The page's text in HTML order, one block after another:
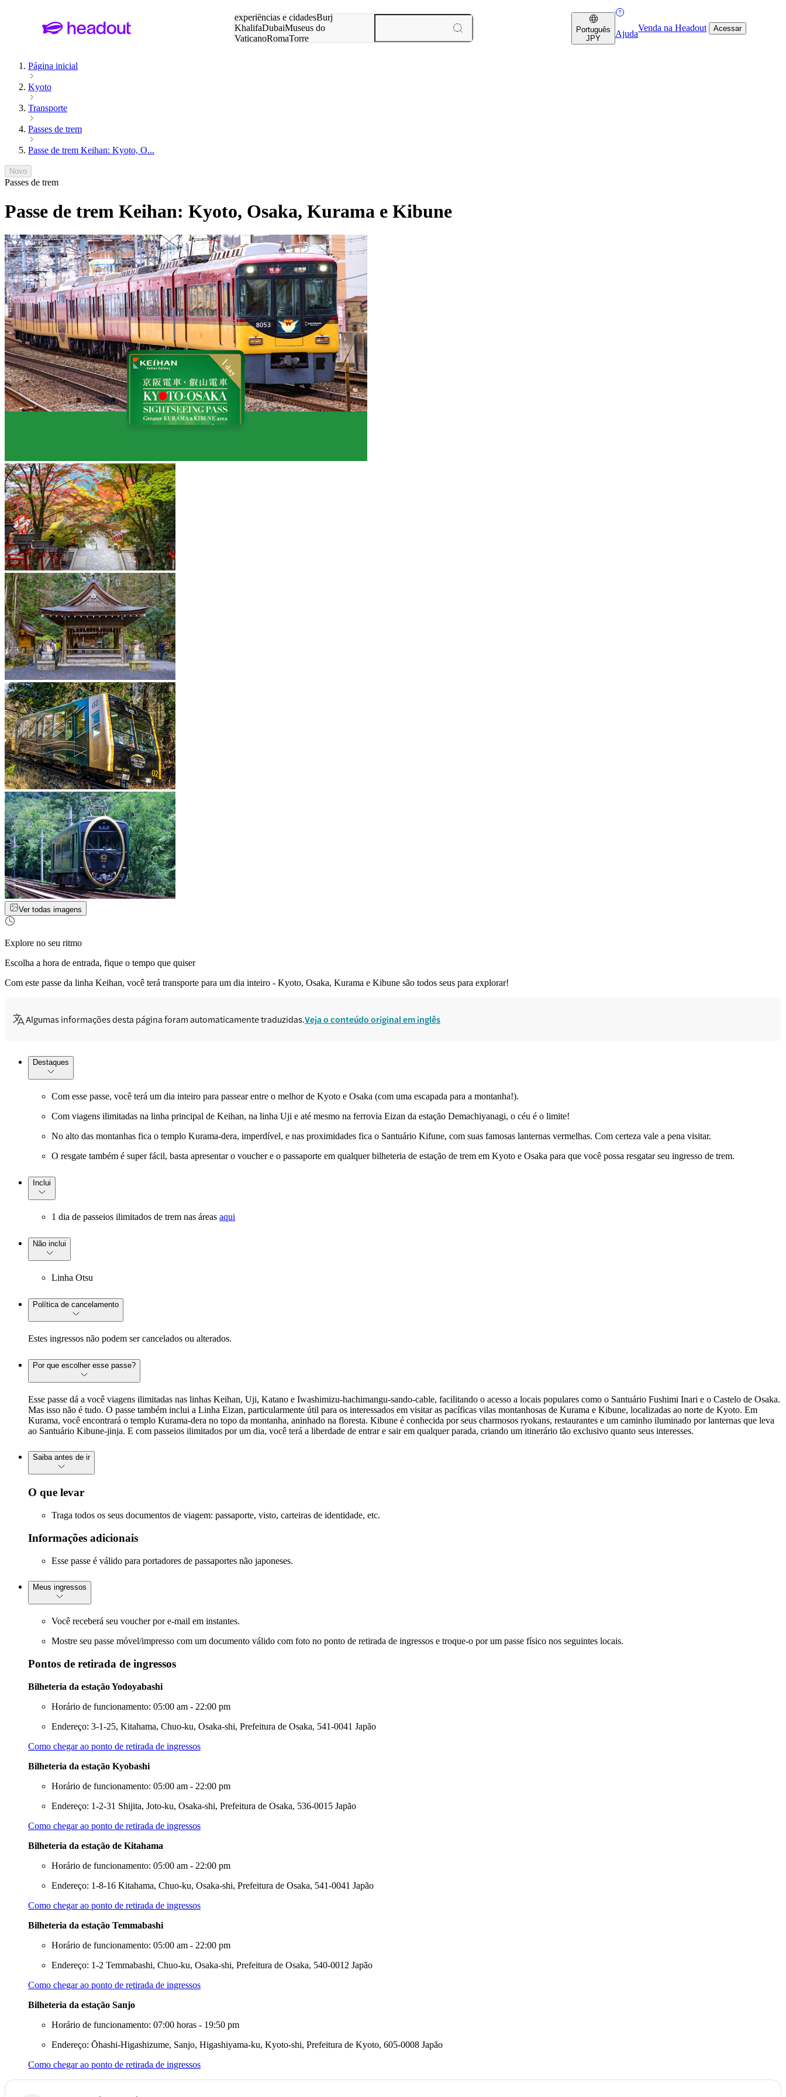
experiências e cidadesBurj
KhalifaDubaiMuseus do
VaticanoRomaTorre
Português
JPY
Ajuda
Venda na Headout Acessar
Página inicial
Kyoto
Transporte
Passes de trem
Passe de trem Keihan: Kyoto, O...
Novo
Passes de trem
Passe de trem Keihan: Kyoto, Osaka, Kurama e Kibune
Ver todas imagens
Explore no seu ritmo
Escolha a hora de entrada, fique o tempo que quiser
Com este passe da linha Keihan, você terá transporte para um dia inteiro - Kyoto, Osaka, Kurama e Kibune são todos seus para explorar!
Algumas informações desta página foram automaticamente traduzidas.Veja o conteúdo original em inglês
Destaques
Com esse passe, você terá um dia inteiro para passear entre o melhor de Kyoto e Osaka (com uma escapada para a montanha!).
Com viagens ilimitadas na linha principal de Keihan, na linha Uji e até mesmo na ferrovia Eizan da estação Demachiyanagi, o céu é o limite!
No alto das montanhas fica o templo Kurama-dera, imperdível, e nas proximidades fica o Santuário Kifune, com suas famosas lanternas vermelhas. Com certeza vale a pena visitar.
O resgate também é super fácil, basta apresentar o voucher e o passaporte em qualquer bilheteria de estação de trem em Kyoto e Osaka para que você possa resgatar seu ingresso de trem.
Inclui
1 dia de passeios ilimitados de trem nas áreas aqui
Não inclui
Linha Otsu
Política de cancelamento
Estes ingressos não podem ser cancelados ou alterados.
Por que escolher esse passe?
Esse passe dá a você viagens ilimitadas nas linhas Keihan, Uji, Katano e Iwashimizu-hachimangu-sando-cable, facilitando o acesso a locais populares como o Santuário Fushimi Inari e o Castelo de Osaka.
Mas isso não é tudo. O passe também inclui a Linha Eizan, particularmente útil para os interessados em visitar as pacíficas vilas montanhosas de Kurama e Kibune, localizadas ao norte de Kyoto. Em
Kurama, você encontrará o templo Kurama-dera no topo da montanha, aninhado na floresta. Kibune é conhecida por seus charmosos ryokans, restaurantes e um caminho iluminado por lanternas que leva
ao Santuário Kibune-jinja. E com passeios ilimitados por um dia, você terá a liberdade de entrar e sair em qualquer parada, criando um itinerário tão exclusivo quanto seus interesses.
Saiba antes de ir
O que levar
Traga todos os seus documentos de viagem: passaporte, visto, carteiras de identidade, etc.
Informações adicionais
Esse passe é válido para portadores de passaportes não japoneses.
Meus ingressos
Você receberá seu voucher por e-mail em instantes.
Mostre seu passe móvel/impresso com um documento válido com foto no ponto de retirada de ingressos e troque-o por um passe físico nos seguintes locais.
Pontos de retirada de ingressos
Bilheteria da estação Yodoyabashi
Horário de funcionamento: 05:00 am - 22:00 pm
Endereço: 3-1-25, Kitahama, Chuo-ku, Osaka-shi, Prefeitura de Osaka, 541-0041 Japão
Como chegar ao ponto de retirada de ingressos
Bilheteria da estação Kyobashi
Horário de funcionamento: 05:00 am - 22:00 pm
Endereço: 1-2-31 Shijita, Joto-ku, Osaka-shi, Prefeitura de Osaka, 536-0015 Japão
Como chegar ao ponto de retirada de ingressos
Bilheteria da estação de Kitahama
Horário de funcionamento: 05:00 am - 22:00 pm
Endereço: 1-8-16 Kitahama, Chuo-ku, Osaka-shi, Prefeitura de Osaka, 541-0041 Japão
Como chegar ao ponto de retirada de ingressos
Bilheteria da estação Temmabashi
Horário de funcionamento: 05:00 am - 22:00 pm
Endereço: 1-2 Temmabashi, Chuo-ku, Osaka-shi, Prefeitura de Osaka, 540-0012 Japão
Como chegar ao ponto de retirada de ingressos
Bilheteria da estação Sanjo
Horário de funcionamento: 07:00 horas - 19:50 pm
Endereço: Ōhashi-Higashizume, Sanjo, Higashiyama-ku, Kyoto-shi, Prefeitura de Kyoto, 605-0008 Japão
Como chegar ao ponto de retirada de ingressos